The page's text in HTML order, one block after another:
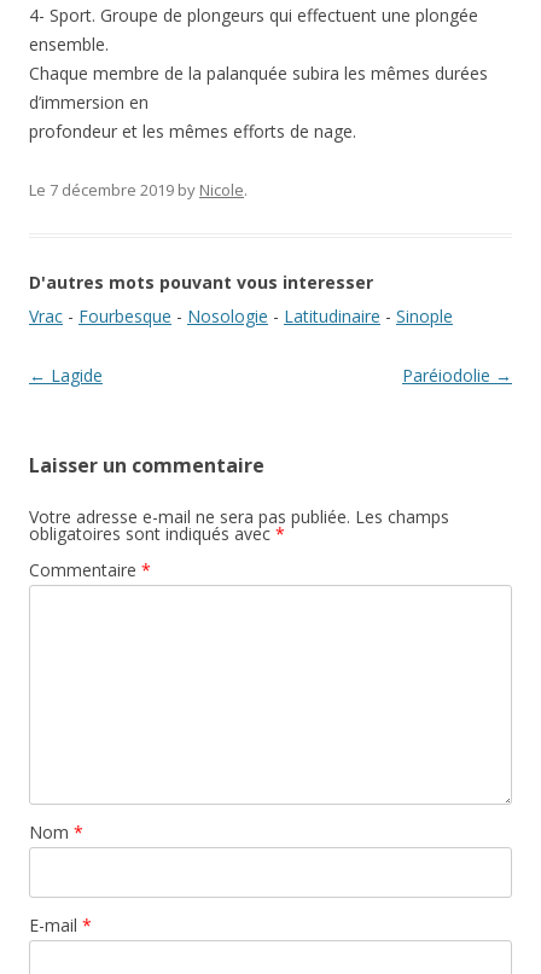
4- Sport. Groupe de plongeurs qui effectuent une plongée
ensemble.
Chaque membre de la palanquée subira les mêmes durées
d’immersion en
profondeur et les mêmes efforts de nage.
Le 7 décembre 2019 by Nicole.
D'autres mots pouvant vous interesser
Vrac - Fourbesque - Nosologie - Latitudinaire - Sinople
Navigation des articles
← Lagide Paréiodolie →
Laisser un commentaire
Votre adresse e-mail ne sera pas publiée. Les champs
obligatoires sont indiqués avec *
Commentaire *
Nom *
E-mail *